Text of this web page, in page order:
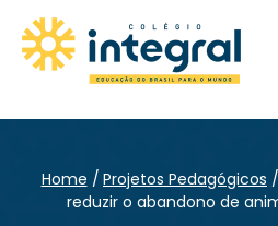
Home Projetos Pedagógicos
reduzir o abandono de